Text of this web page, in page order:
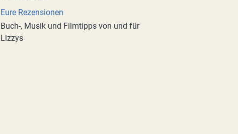
Eure Rezensionen
Buch-, Musik und Filmtipps von und für
Lizzys